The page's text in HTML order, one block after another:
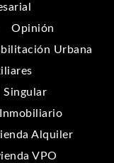
Opinión
Urbana
Singular
Alquiler
VPO